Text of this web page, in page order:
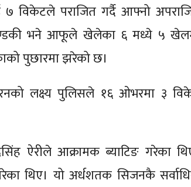
विकेटले पराजित गर्दै आफ्नो
गण्डकी भने आफूले खेलेका ६ मध्ये ५
पुछारमा झरेको छ।
लक्ष्य पुलिसले १६ ओभरमा ३
ऐरीले आक्रामक ब्याटिङ गरेका
थिए। यो अर्धशतक सिजनकै